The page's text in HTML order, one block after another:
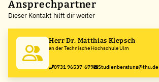
+
−
Ansprechpartner
Dieser Kontakt hilft dir weiter
Herr Dr. Matthias Klepsch
an der Technische Hochschule Ulm
0731 96537-679 Studienberatung@thu.de